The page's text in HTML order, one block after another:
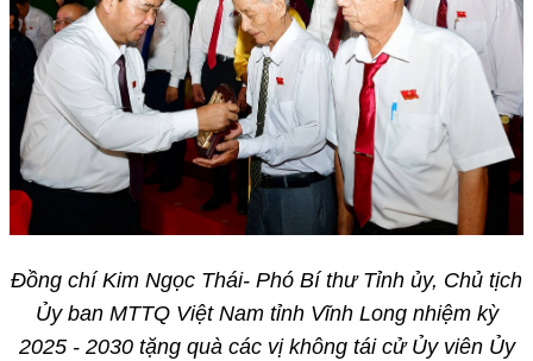
Đồng chí Kim Ngọc Thái- Phó Bí thư Tỉnh ủy, Chủ tịch
Ủy ban MTTQ Việt Nam tỉnh Vĩnh Long nhiệm kỳ
2025 - 2030 tặng quà các vị không tái cử Ủy viên Ủy